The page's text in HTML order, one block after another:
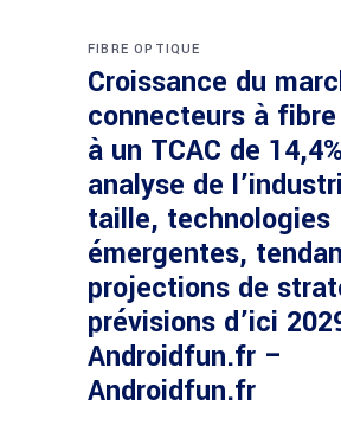
FIBRE OPTIQUE
Croissance du
connecteurs à
à un TCAC de
analyse de
taille, technologies
émergentes,
projections de
prévisions d’ici
Androidfun.fr –
Androidfun.fr